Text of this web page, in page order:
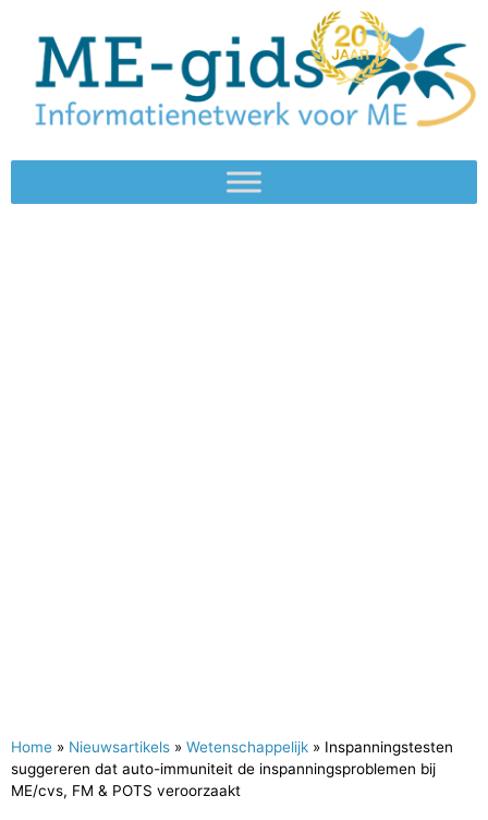
Home » Nieuwsartikels » Wetenschappelijk » Inspanningstesten
suggereren dat auto-immuniteit de inspanningsproblemen bij
ME/cvs, FM & POTS veroorzaakt